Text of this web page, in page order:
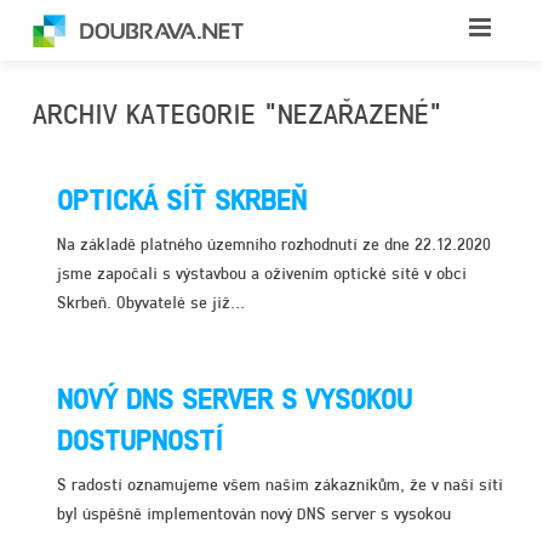
VYTÝČENÍ SÍTÍ
DOTAČNÍ PROJEKTY
INTERNET
RODINNÉ DOMY OPTIKOU
BYTOVÉ DOMY OPTIKOU
FIRMY A VEŘEJNÁ SPRÁVA
VÝKOPOVÉ PRÁCE
KONTAKT
ARCHIV KATEGORIE "NEZAŘAZENÉ"
OPTICKÁ SÍŤ SKRBEŇ
Na základě platného územního rozhodnutí ze dne 22.12.2020
jsme započali s výstavbou a oživením optické sítě v obci
Skrbeň. Obyvatelé se již…
NOVÝ DNS SERVER S VYSOKOU
DOSTUPNOSTÍ
S radostí oznamujeme všem našim zákazníkům, že v naší síti
byl úspěšně implementován nový DNS server s vysokou